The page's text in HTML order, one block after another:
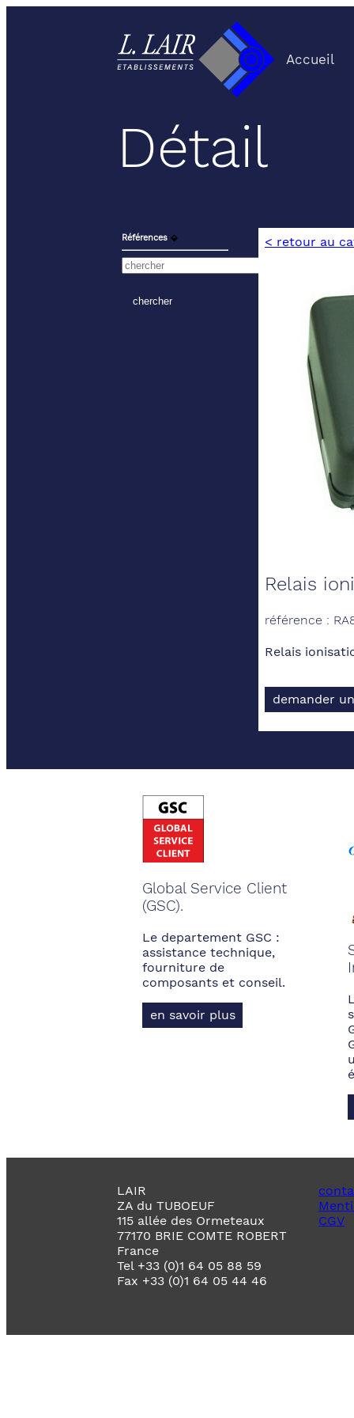
Accueil
Détail
Références ⬙ < retour au
Relais
référence :
Relais
demander
Global Service Client
(GSC).
Le departement GSC :
assistance technique,
fourniture de
composants et conseil.
en savoir plus
LAIR
ZA du TUBOEUF
115 allée des Ormeteaux
77170 BRIE COMTE ROBERT
France
Tel +33 (0)1 64 05 88 59
Fax +33 (0)1 64 05 44 46
CGV